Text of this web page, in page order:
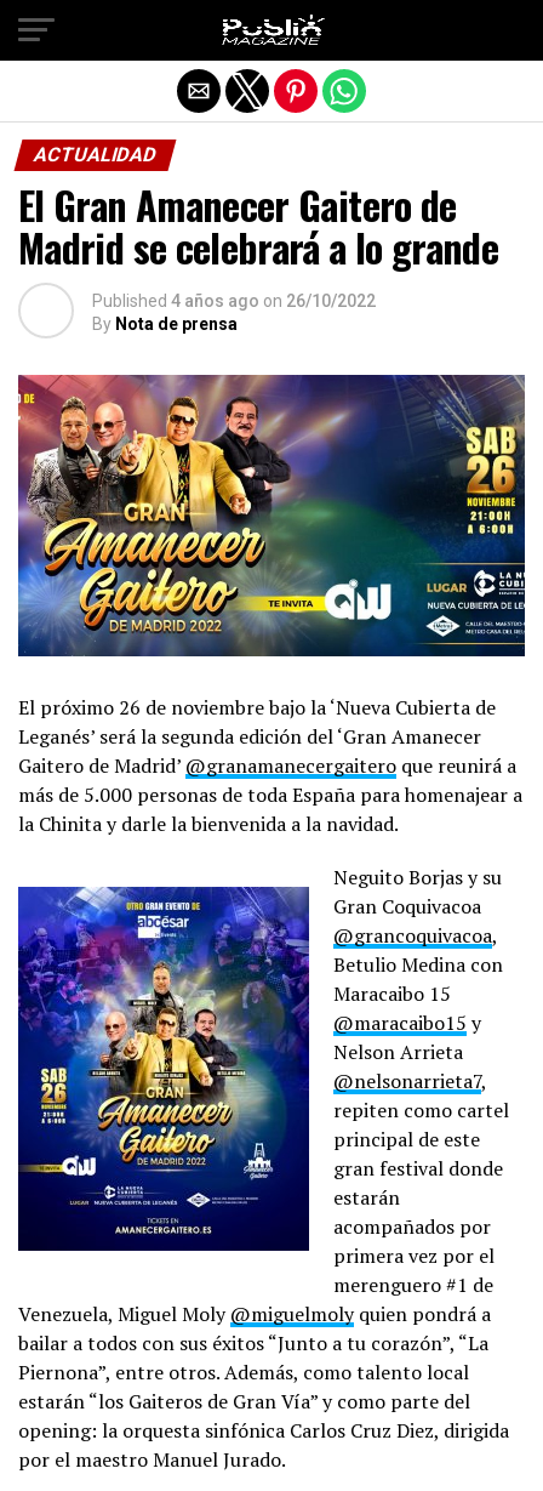
ACTUALIDAD
El Gran Amanecer Gaitero de
Madrid se celebrará a lo grande
Published 4 años ago on 26/10/2022
By Nota de prensa
El próximo 26 de noviembre bajo la ‘Nueva Cubierta de
Leganés’ será la segunda edición del ‘Gran Amanecer
Gaitero de Madrid’ @granamanecergaitero que reunirá a
más de 5.000 personas de toda España para homenajear a
la Chinita y darle la bienvenida a la navidad.
Neguito Borjas y su
Gran Coquivacoa
@grancoquivacoa,
Betulio Medina con
Maracaibo 15
@maracaibo15 y
Nelson Arrieta
@nelsonarrieta7,
repiten como cartel
principal de este
gran festival donde
estarán
acompañados por
primera vez por el
merenguero #1 de
Venezuela, Miguel Moly@miguelmolyquien pondrá a
bailar a todos con sus éxitos “Junto a tu corazón”, “La
Piernona”, entre otros. Además, como talento local
estarán “los Gaiteros de Gran Vía” y como parte del
opening: la orquesta sinfónica Carlos Cruz Diez, dirigida
por el maestro Manuel Jurado.
Salir de la versión móvil